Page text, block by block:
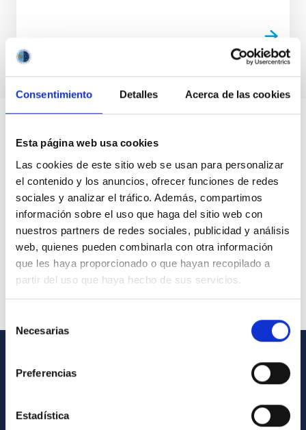
Consentimiento Detalles Acerca de las cookies
Esta página web usa cookies
Las cookies de este sitio web se usan para personalizar
el contenido y los anuncios, ofrecer funciones de redes
sociales y analizar el tráfico. Además, compartimos
información sobre el uso que haga del sitio web con
nuestros partners de redes sociales, publicidad y análisis
web, quienes pueden combinarla con otra información
que les haya proporcionado o que hayan recopilado a
partir del uso que haya hecho de sus servicios.
de Necesarias
Preferencias
Estadística
GENERAL INFORMATION
How to get to the IAC